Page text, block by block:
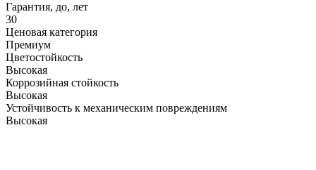
Гарантия, до, лет
30
Ценовая категория
Премиум
Цветостойкость
Высокая
Коррозийная стойкость
Высокая
Устойчивость к механическим повреждениям
Высокая